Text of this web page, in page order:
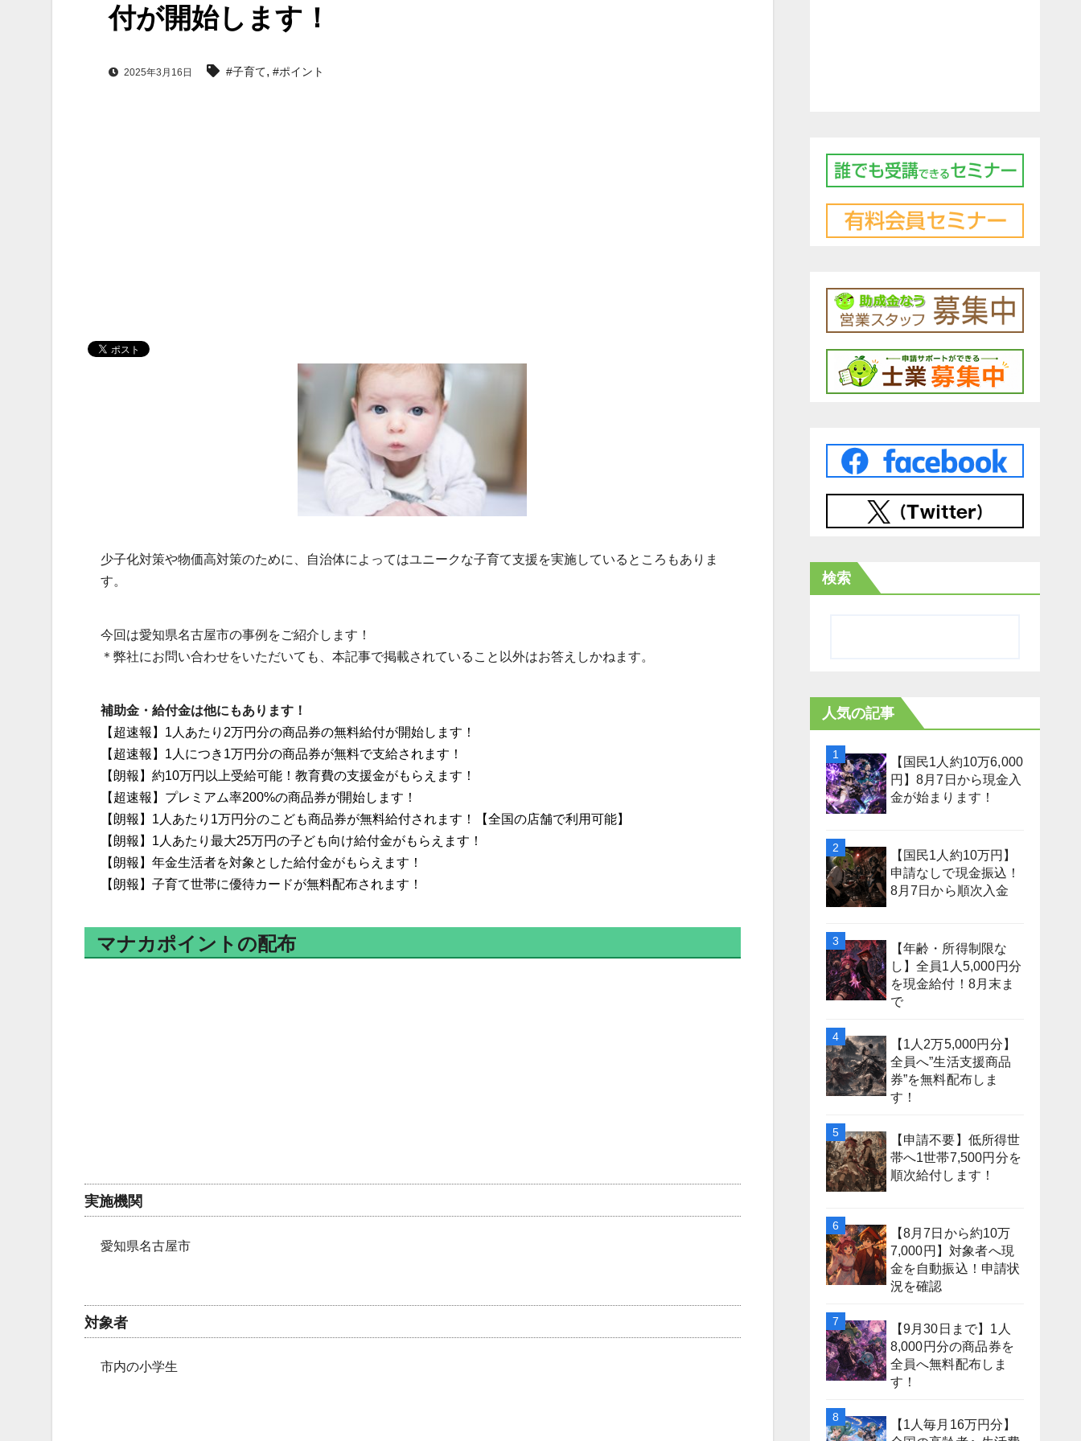
付が開始します！
2025年3月16日 #子育て, #ポイント
少子化対策や物価高対策のために、自治体によってはユニークな子育て支援を実施しているところもありま
す。
今回は愛知県名古屋市の事例をご紹介します！
＊弊社にお問い合わせをいただいても、本記事で掲載されていること以外はお答えしかねます。
補助金・給付金は他にもあります！
【超速報】1人あたり2万円分の商品券の無料給付が開始します！
【超速報】1人につき1万円分の商品券が無料で支給されます！
【朗報】約10万円以上受給可能！教育費の支援金がもらえます！
【超速報】プレミアム率200%の商品券が開始します！
【朗報】1人あたり1万円分のこども商品券が無料給付されます！【全国の店舗で利用可能】
【朗報】1人あたり最大25万円の子ども向け給付金がもらえます！
【朗報】年金生活者を対象とした給付金がもらえます！
【朗報】子育て世帯に優待カードが無料配布されます！
マナカポイントの配布
実施機関
愛知県名古屋市
対象者
市内の小学生
検索
人気の記事
【国民1人約10万6,000
円】8月7日から現金入
金が始まります！
【国民1人約10万円】
申請なしで現金振込！
8月7日から順次入金
【年齢・所得制限な
し】全員1人5,000円分
を現金給付！8月末ま
で
【1人2万5,000円分】
全員へ”生活支援商品
券”を無料配布しま
す！
【申請不要】低所得世
帯へ1世帯7,500円分を
順次給付します！
【8月7日から約10万
7,000円】対象者へ現
金を自動振込！申請状
況を確認
【9月30日まで】1人
8,000円分の商品券を
全員へ無料配布しま
す！
【1人毎月16万円分】